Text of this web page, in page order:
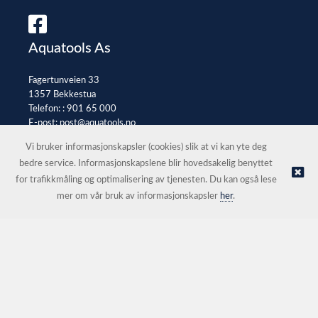
Aquatools As
Fagertunveien 33
1357 Bekkestua
Telefon: : 901 65 000
E-post:post@aquatools.no
© Aquatools As |Nettbutikk levert av Kréatif
Vi bruker informasjonskapsler (cookies) slik at vi kan yte deg
bedre service. Informasjonskapslene blir hovedsakelig benyttet
for trafikkmåling og optimalisering av tjenesten. Du kan også lese
mer om vår bruk av informasjonskapsler her.